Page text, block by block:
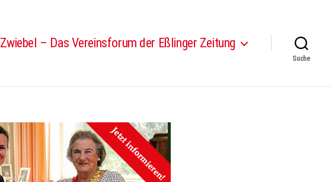
Zwiebel – Das Vereinsforum der Eßlinger Zeitung
Suche